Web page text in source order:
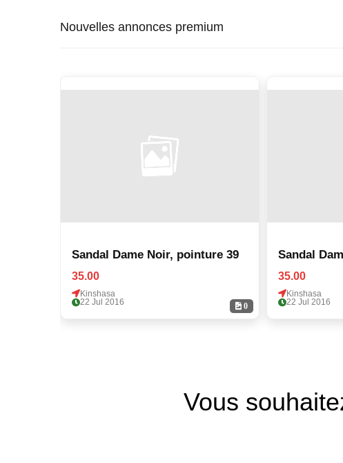
Nouvelles annonces premium
0
Sandal Dame Noir, pointure 39
35.00
Kinshasa
22 Jul 2016
Sandal
35.00
Kinshasa
22 Jul 2016
Vous